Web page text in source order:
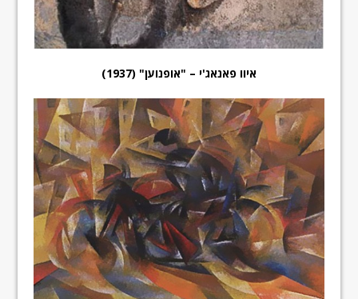
איוו פאנאג'י – "אופנוען" (1937)